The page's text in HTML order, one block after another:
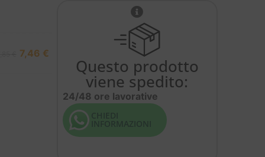
7,46 €
Questo prodotto
viene spedito:
24/48 ore lavorative